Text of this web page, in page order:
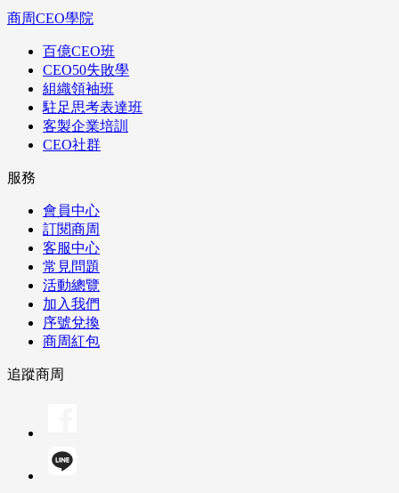
商周CEO學院
百億CEO班
CEO50失敗學
組織領袖班
駐足思考表達班
客製企業培訓
CEO社群
服務
會員中心
訂閱商周
客服中心
常見問題
活動總覽
加入我們
序號兌換
商周紅包
追蹤商周